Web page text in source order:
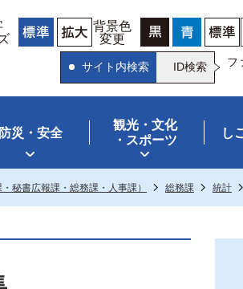
背景色
変更
サイト内検索 ID検索 フ
防災・安全
観光・文化
・スポーツ
し
秘書広報課・総務課・人事課） 総務課 統計